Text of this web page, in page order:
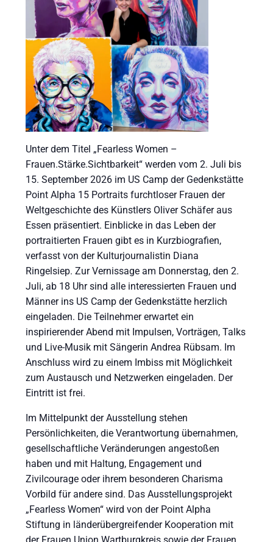
Unter dem Titel „Fearless Women –
Frauen.Stärke.Sichtbarkeit“ werden vom 2. Juli bis
15. September 2026 im US Camp der Gedenkstätte
Point Alpha 15 Portraits furchtloser Frauen der
Weltgeschichte des Künstlers Oliver Schäfer aus
Essen präsentiert. Einblicke in das Leben der
portraitierten Frauen gibt es in Kurzbiografien,
verfasst von der Kulturjournalistin Diana
Ringelsiep. Zur Vernissage am Donnerstag, den 2.
Juli, ab 18 Uhr sind alle interessierten Frauen und
Männer ins US Camp der Gedenkstätte herzlich
eingeladen. Die Teilnehmer erwartet ein
inspirierender Abend mit Impulsen, Vorträgen, Talks
und Live-Musik mit Sängerin Andrea Rübsam. Im
Anschluss wird zu einem Imbiss mit Möglichkeit
zum Austausch und Netzwerken eingeladen. Der
Eintritt ist frei.
Im Mittelpunkt der Ausstellung stehen
Persönlichkeiten, die Verantwortung übernahmen,
gesellschaftliche Veränderungen angestoßen
haben und mit Haltung, Engagement und
Zivilcourage oder ihrem besonderen Charisma
Vorbild für andere sind. Das Ausstellungsprojekt
„Fearless Women“ wird von der Point Alpha
Stiftung in länderübergreifender Kooperation mit
der Frauen Union Wartburgkreis sowie der Frauen